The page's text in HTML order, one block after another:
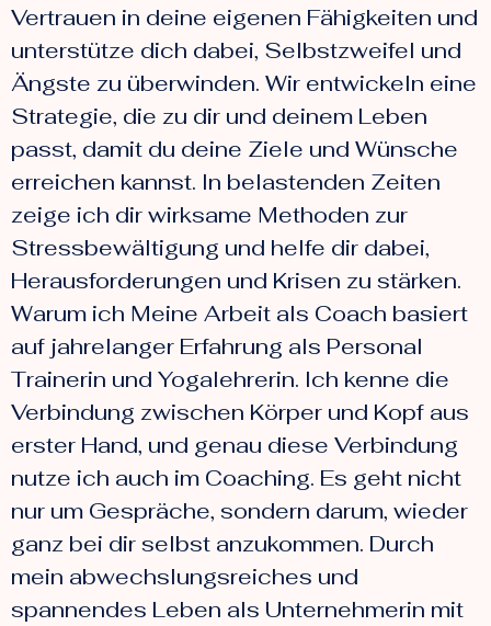
Vertrauen in deine eigenen Fähigkeiten und
unterstütze dich dabei, Selbstzweifel und
Ängste zu überwinden. Wir entwickeln eine
Strategie, die zu dir und deinem Leben
passt, damit du deine Ziele und Wünsche
erreichen kannst. In belastenden Zeiten
zeige ich dir wirksame Methoden zur
Stressbewältigung und helfe dir dabei,
Herausforderungen und Krisen zu stärken.
Warum ich Meine Arbeit als Coach basiert
auf jahrelanger Erfahrung als Personal
Trainerin und Yogalehrerin. Ich kenne die
Verbindung zwischen Körper und Kopf aus
erster Hand, und genau diese Verbindung
nutze ich auch im Coaching. Es geht nicht
nur um Gespräche, sondern darum, wieder
ganz bei dir selbst anzukommen. Durch
mein abwechslungsreiches und
spannendes Leben als Unternehmerin mit